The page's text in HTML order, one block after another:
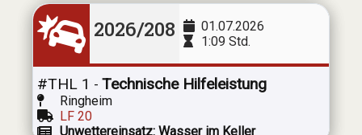
2026/208
01.07.2026
1:09 Std.
#THL 1 - Technische Hilfeleistung
Ringheim
LF 20
Unwettereinsatz: Wasser im Keller